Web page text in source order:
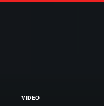
VIDEO